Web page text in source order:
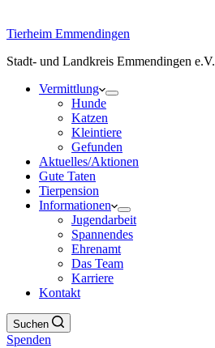
Tierheim Emmendingen
Stadt- und Landkreis Emmendingen e.V.
Vermittlung
Hunde
Katzen
Kleintiere
Gefunden
Aktuelles/Aktionen
Gute Taten
Tierpension
Informationen
Jugendarbeit
Spannendes
Ehrenamt
Das Team
Karriere
Kontakt
Suchen
Spenden